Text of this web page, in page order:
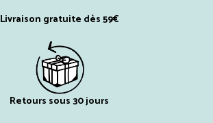
Livraison gratuite dès 59€
Retours sous 30 jours